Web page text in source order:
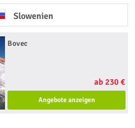
Slowenien
Bovec
ab 230 €
Angebote anzeigen